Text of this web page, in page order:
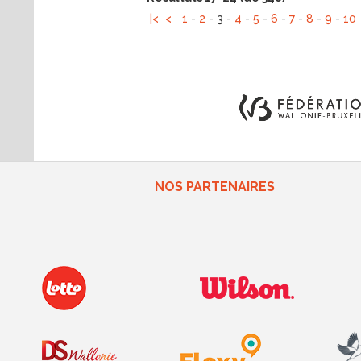
|<
< 1 - 2 - 3 - 4 - 5 - 6 - 7 - 8 - 9 - 10
NOS PARTENAIRES